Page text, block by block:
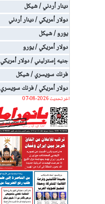
دينار أردني / شيكل
دولار أمريكي / دينار أردني
يورو / شيكل
دولار أمريكي / يورو
جنيه إسترليني / دولار أمريكي
فرنك سويسري / شيكل
دولار أمريكي / فرنك سويسري
اخر تحديث 2026-08-07